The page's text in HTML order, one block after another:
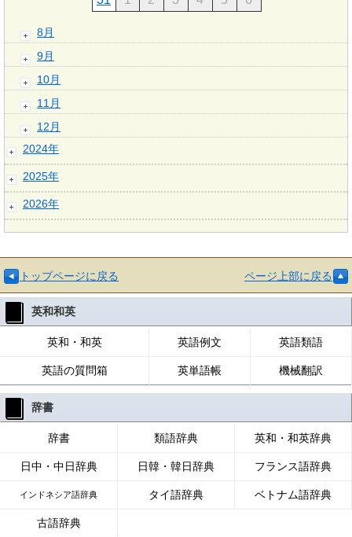
8月
9月
10月
11月
12月
2024年
2025年
2026年
トップページに戻る ページ上部に戻る
英和和英
英和・和英 英語例文 英語類語
英語の質問箱 英単語帳 機械翻訳
辞書
辞書 類語辞典 英和・和英辞典
日中・中日辞典 日韓・韓日辞典 フランス語辞典
インドネシア語辞典 タイ語辞典 ベトナム語辞典
古語辞典